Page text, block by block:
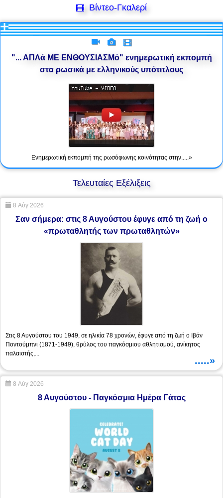
Βίντεο-Γκαλερί
"... ΑΠΛά ΜΕ ΕΝΘΟΥΣΙΑΣΜό" ενημερωτική εκπομπή
στα ρωσικά με ελληνικούς υπότιτλους
Ενημερωτική εκπομπή της ρωσόφωνης κοινότητας στην.....»
Τελευταίες Εξέλιξεις
8 Αύγ 2026
Σαν σήμερα: στις 8 Αυγούστου έφυγε από τη ζωή ο
«πρωταθλητής των πρωταθλητών»
Στις 8 Αυγούστου του 1949, σε ηλικία 78 χρονών, έφυγε από τη ζωή ο Ιβάν
Ποντούμπνι (1871-1949), θρύλος του παγκόσμιου αθλητισμού, ανίκητος
παλαιστής,...
.....»
8 Αύγ 2026
8 Αυγούστου - Παγκόσμια Ημέρα Γάτας